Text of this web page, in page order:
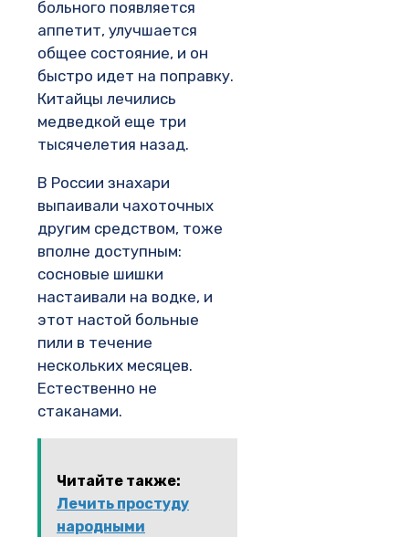
больного появляется
аппетит, улучшается
общее состояние, и он
быстро идет на поправку.
Китайцы лечились
медведкой еще три
тысячелетия назад.
В России знахари
выпаивали чахоточных
другим средством, тоже
вполне доступным:
сосновые шишки
настаивали на водке, и
этот настой больные
пили в течение
нескольких месяцев.
Естественно не
стаканами.
Читайте также:
Лечить простуду
народными